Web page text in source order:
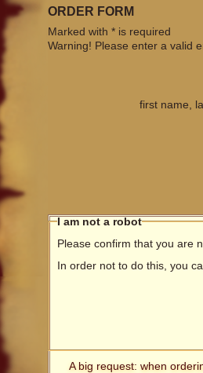
ORDER FORM
Marked with * is required
Warning! Please enter a valid
first name,
I am not a robot
Please confirm that you are
In order not to do this, you
A big request: when